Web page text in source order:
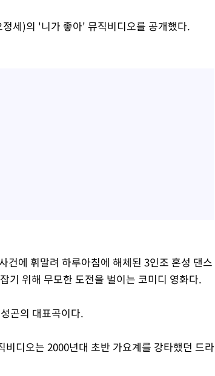
세)의 '니가 좋아' 뮤직비디오를 공개했다.
에 휘말려 하루아침에 해체된 3인조 혼성 댄스
기 위해 무모한 도전을 벌이는 코미디 영화다.
곤의 대표곡이다.
디오는 2000년대 초반 가요계를 강타했던 드라